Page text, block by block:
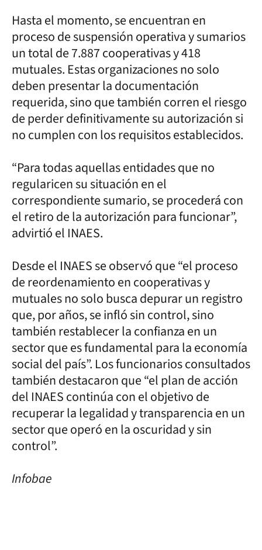
Hasta el momento, se encuentran en
proceso de suspensión operativa y sumarios
un total de 7.887 cooperativas y 418
mutuales. Estas organizaciones no solo
deben presentar la documentación
requerida, sino que también corren el riesgo
de perder definitivamente su autorización si
no cumplen con los requisitos establecidos.
“Para todas aquellas entidades que no
regularicen su situación en el
correspondiente sumario, se procederá con
el retiro de la autorización para funcionar”,
advirtió el INAES.
Desde el INAES se observó que “el proceso
de reordenamiento en cooperativas y
mutuales no solo busca depurar un registro
que, por años, se infló sin control, sino
también restablecer la confianza en un
sector que es fundamental para la economía
social del país”. Los funcionarios consultados
también destacaron que “el plan de acción
del INAES continúa con el objetivo de
recuperar la legalidad y transparencia en un
sector que operó en la oscuridad y sin
control”.
Infobae